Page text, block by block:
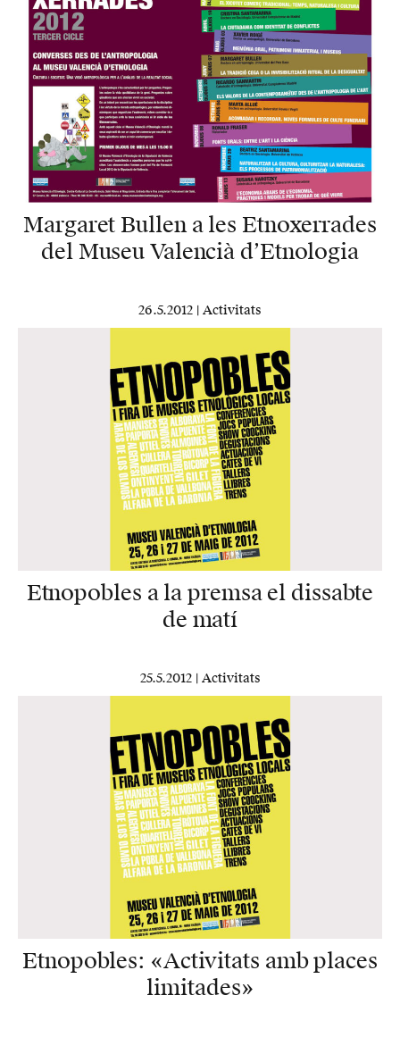
Margaret Bullen a les Etnoxerrades
del Museu Valencià d’Etnologia
26.5.2012 | Activitats
Etnopobles a la premsa el dissabte
de matí
25.5.2012 | Activitats
Etnopobles: «Activitats amb places
limitades»